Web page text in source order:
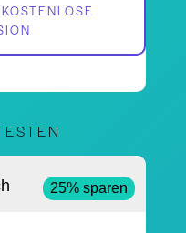
25% sparen